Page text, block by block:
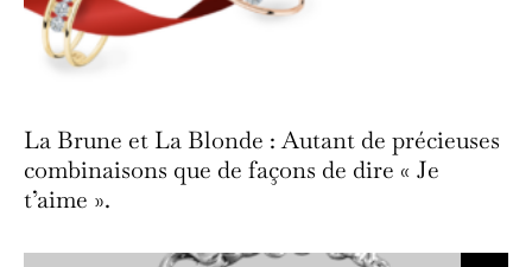
La Brune et La Blonde : Autant de précieuses
combinaisons que de façons de dire « Je
t’aime ».